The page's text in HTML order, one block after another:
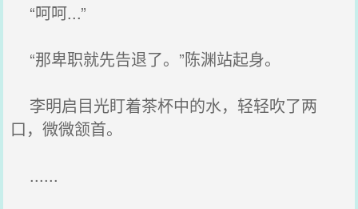
“呵呵...”
“那卑职就先告退了。”陈渊站起身。
李明启目光盯着茶杯中的水，轻轻吹了两
口，微微颔首。
......